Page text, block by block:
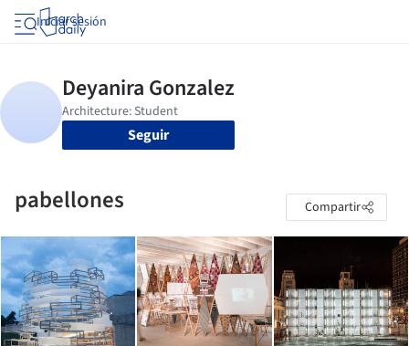
Iniciar sesión
Seguir
pabellones Compartir